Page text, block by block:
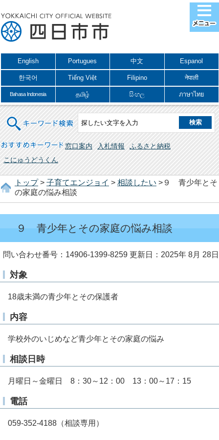
English Portugues 中文 Espanol
한국어 Tiếng Việt Filipino नेपाली
Bahasa Indonesia தமிழ் සිංහල ภาษาไทย
キーワード検索
おすすめキーワード 窓口案内 入札情報
ふるさと納税
こにゅうどうくん
トップ> 子育てエンジョイ > 相談したい >９ 青少年とそ
の家庭の悩み相談
９ 青少年とその家庭の悩み相談
問い合わせ番号：14906-1399-8259 更新日：2025年 8月 28日
対象
18歳未満の青少年とその保護者
内容
学校外のいじめなど青少年とその家庭の悩み
相談日時
月曜日～金曜日 8 ： 30～ 12 ： 00 13 ： 00～ 17 ： 15
電話
059-352-4188（相談専用）